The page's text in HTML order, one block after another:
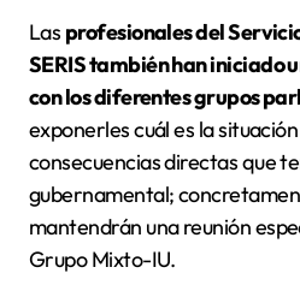
Las profesionales del
SERIS también han iniciado
con los diferentes grupos
exponerles cuál es la situación
consecuencias directas que
gubernamental;
mantendrán una reunión
Grupo Mixto-IU.